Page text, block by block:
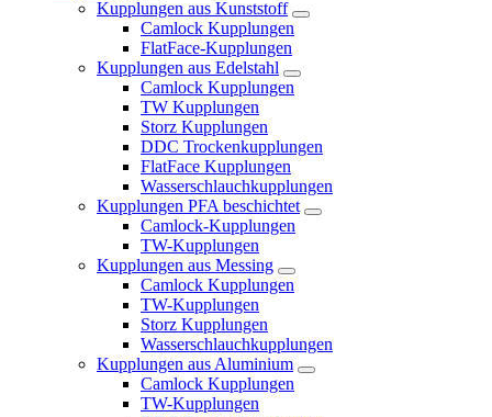
Kupplungen aus Kunststoff
Camlock Kupplungen
FlatFace-Kupplungen
Kupplungen aus Edelstahl
Camlock Kupplungen
TW Kupplungen
Storz Kupplungen
DDC Trockenkupplungen
FlatFace Kupplungen
Wasserschlauchkupplungen
Kupplungen PFA beschichtet
Camlock-Kupplungen
TW-Kupplungen
Kupplungen aus Messing
Camlock Kupplungen
TW-Kupplungen
Storz Kupplungen
Wasserschlauchkupplungen
Kupplungen aus Aluminium
Camlock Kupplungen
TW-Kupplungen